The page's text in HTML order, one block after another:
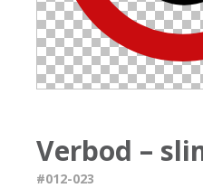
Verbod –
#012-023